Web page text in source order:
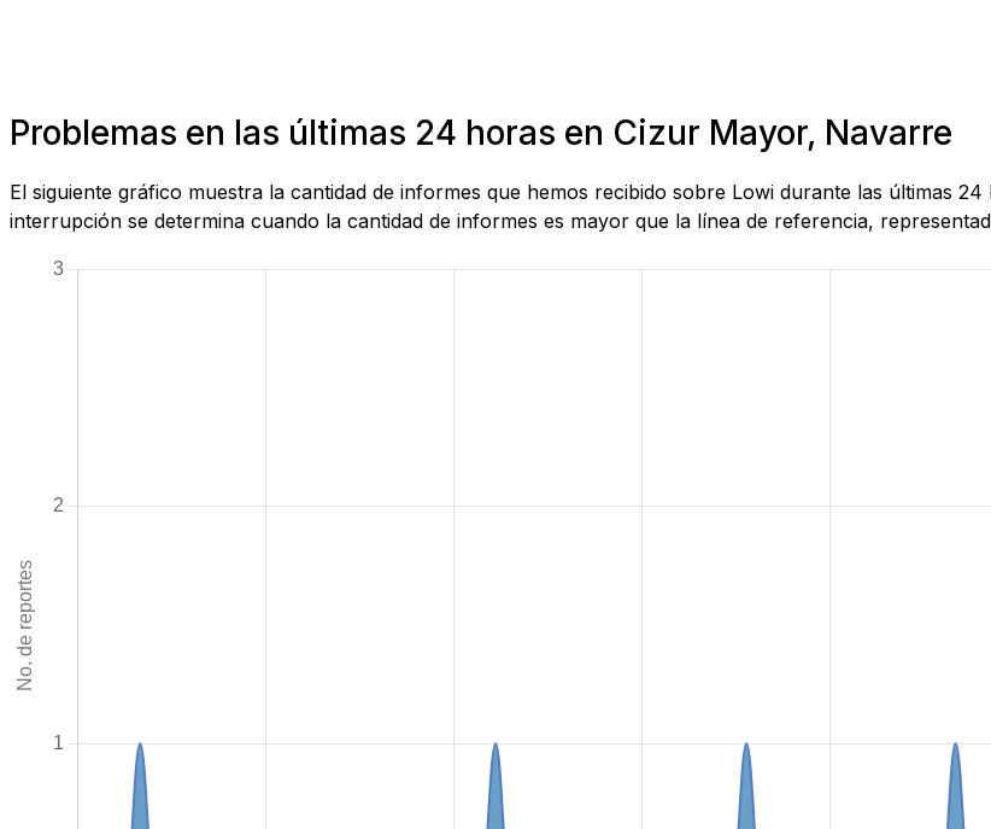
Problemas en las últimas 24 horas en Cizur Mayor, Navarre
El siguiente gráfico muestra la cantidad de informes que hemos recibido sobre Lowi durante las últimas
interrupción se determina cuando la cantidad de informes es mayor que la línea de referencia,